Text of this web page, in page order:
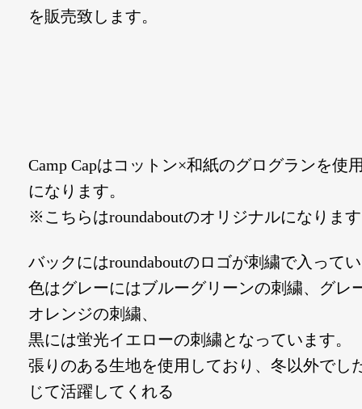
を販売致します。
Camp Capはコットン×和紙のグログランを使
になります。
※こちらはroundaboutのオリジナルになりま
バックにはroundaboutのロゴが刺繍で入って
色はグレーにはブルーグリーンの刺繍、グレ
オレンジの刺繍、
黒には蛍光イエローの刺繍となっています。
張りのある生地を使用しており、冬以外でし
じて活躍してくれる